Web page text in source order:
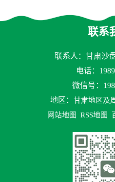
联系
联系人：甘肃沙
电话：
微信号：
地区： 甘肃地区及
网站地图
RSS地图